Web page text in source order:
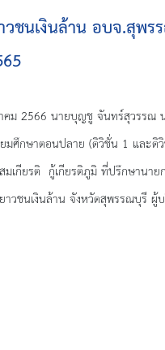
ารชนเงินล้าน อบจ.สุ
ญชู จันทร์สุวรรณ นายกองค์
ศึกษาตอนปลาย (ดิวิชั่น 1 และ
เกียรติ กู้เกียรติภูมิ ที่ปรึกษานา
วชนเงินล้าน จังหวัดสุพรรณบุรี